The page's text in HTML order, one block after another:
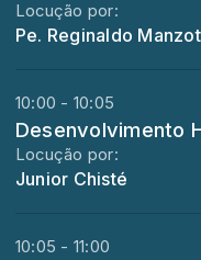
Locução por:
10:00 - 10:05
Desenvolvimento
Locução por:
Junior Chisté
10:05 - 11:00